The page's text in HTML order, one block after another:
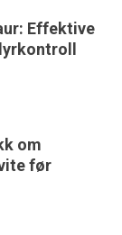
Effektive
om
før